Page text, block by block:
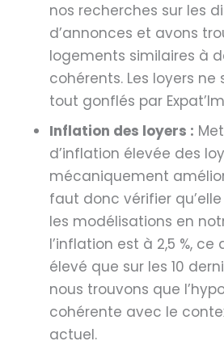
nos recherches sur les
d’annonces et avons
logements similaires à
cohérents. Les loyers
tout gonflés par
Inflation des loyers :
d’inflation élevée des
mécaniquement
faut donc vérifier
les modélisations en
l’inflation est à 2,5 %,
élevé que sur les 10
nous trouvons que
cohérente avec le
actuel.